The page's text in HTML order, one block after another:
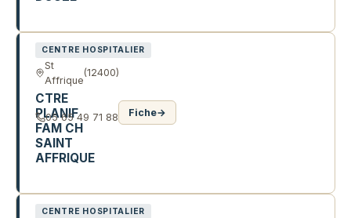
CENTRE HOSPITALIER
St
Affrique
(12400)
CTRE
PLANIF
FAM CH
SAINT
AFFRIQUE
05 65 49 71 88 Fiche→
CENTRE HOSPITALIER